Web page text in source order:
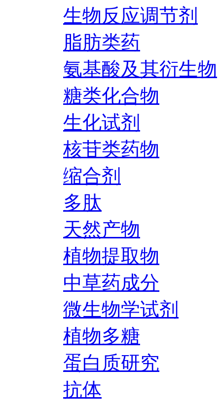
生物反应调节剂
脂肪类药
氨基酸及其衍生物
糖类化合物
生化试剂
核苷类药物
缩合剂
多肽
天然产物
植物提取物
中草药成分
微生物学试剂
植物多糖
蛋白质研究
抗体